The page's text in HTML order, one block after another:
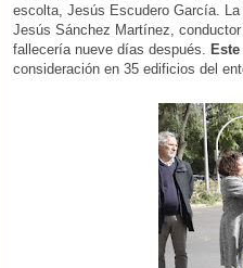
escolta, Jesús Escudero García.
Jesús Sánchez Martínez,
fallecería nueve días después.
consideración en 35 edificios del